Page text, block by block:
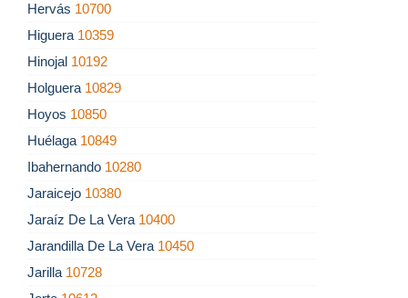
Hervás 10700
Higuera 10359
Hinojal 10192
Holguera 10829
Hoyos 10850
Huélaga 10849
Ibahernando 10280
Jaraicejo 10380
Jaraíz De La Vera 10400
Jarandilla De La Vera 10450
Jarilla 10728